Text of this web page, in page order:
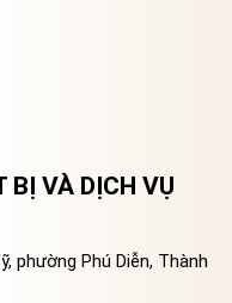
BỊ VÀ DỊCH VỤ
phường Phú Diễn, Thành